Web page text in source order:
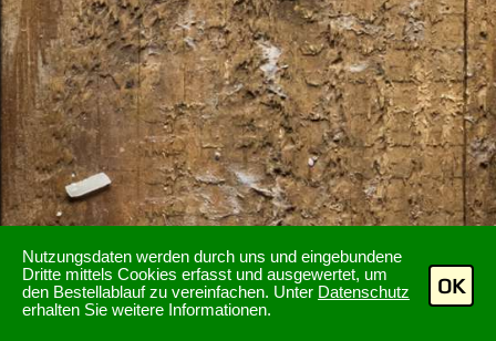
Nutzungsdaten werden durch uns und eingebundene
Dritte mittels Cookies erfasst und ausgewertet, um
den Bestellablauf zu vereinfachen. Unter Datenschutz
erhalten Sie weitere Informationen.
OK